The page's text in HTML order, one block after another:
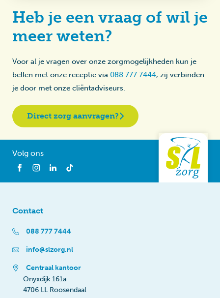
Heb je een vraag of wil je
meer weten?
Voor al je vragen over onze zorgmogelijkheden kun je
bellen met onze receptie via 088 777 7444, zij verbinden
je door met onze cliëntadviseurs.
Direct zorg aanvragen?
Volg ons
Contact
088 777 7444
info@slzorg.nl
Centraal kantoor
Onyxdijk 161a
4706 LL Roosendaal